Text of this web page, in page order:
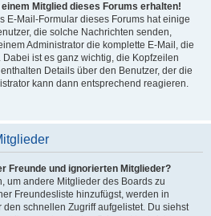
einem Mitglied dieses Forums erhalten!
E-Mail-Formular dieses Forums hat einige
die solche Nachrichten senden,
Administrator die komplette E-Mail, die
ist es ganz wichtig, die Kopfzeilen
Details über den Benutzer, der die
kann dann entsprechend reagieren.
Freunde und ignorierten Mitglieder?
um andere Mitglieder des Boards zu
Freundesliste hinzufügst, werden in
schnellen Zugriff aufgelistet. Du siehst